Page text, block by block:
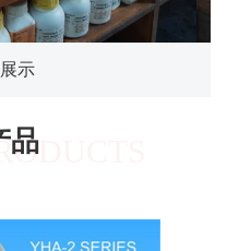
示
品